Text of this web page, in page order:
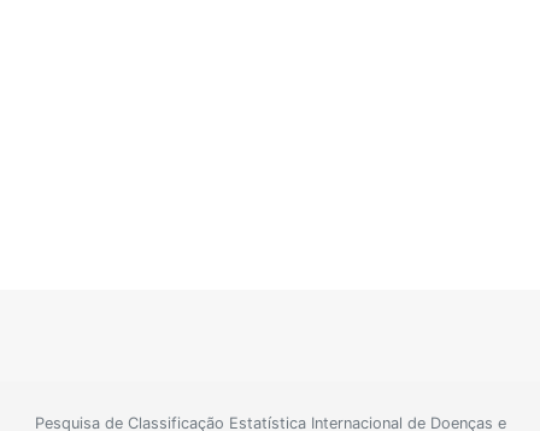
Pesquisa de Classificação Estatística Internacional de Doenças e